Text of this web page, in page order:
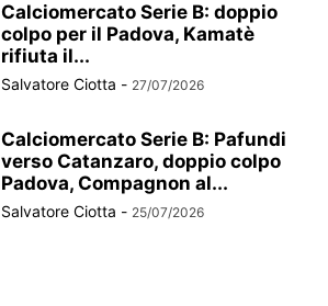
Calciomercato Serie B: doppio
colpo per il Padova, Kamatè
rifiuta il...
Salvatore Ciotta - 27/07/2026
Calciomercato Serie B: Pafundi
verso Catanzaro, doppio colpo
Padova, Compagnon al...
Salvatore Ciotta - 25/07/2026